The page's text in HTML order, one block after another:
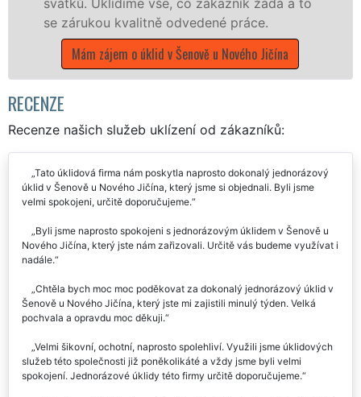
Mám zájem o úklidové služby v Šenově u Nového
Jičína
RECENZE
Recenze našich služeb uklízení od zákazníků:
Tato úklidová firma nám poskytla naprosto dokonalý jednorázový
úklid v Šenově u Nového Jičína, který jsme si objednali. Byli jsme
velmi spokojeni, určitě doporučujeme.
Byli jsme naprosto spokojeni s jednorázovým úklidem v Šenově u
Nového Jičína, který jste nám zařizovali. Určitě vás budeme využívat i
nadále.
Chtěla bych moc moc poděkovat za dokonalý jednorázový úklid v
Šenově u Nového Jičína, který jste mi zajistili minulý týden. Velká
pochvala a opravdu moc děkuji.
Velmi šikovní, ochotní, naprosto spolehliví. Využili jsme úklidových
služeb této společnosti již poněkolikáté a vždy jsme byli velmi
spokojení. Jednorázové úklidy této firmy určitě doporučujeme.